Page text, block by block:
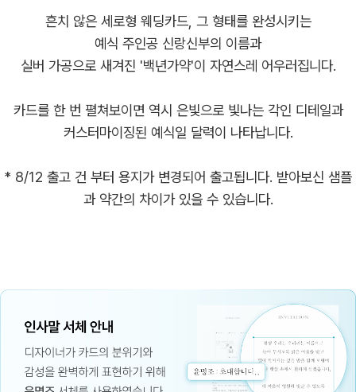
흔치 않은 세로형 웨딩카드, 그 형태를 완성시키는
예식 주인공 신랑신부의 이름과
실버 가공으로 새겨진 '백년가약'이 자연스레 어우러집니다.
카드를 한 번 펼쳐보이면 역시 은빛으로 빛나는 각인 디테일과
커스터마이징된 예식일 달력이 나타납니다.
* 8/12 출고 건 부터 용지가 변경되어 출고됩니다. 받아보신 샘플